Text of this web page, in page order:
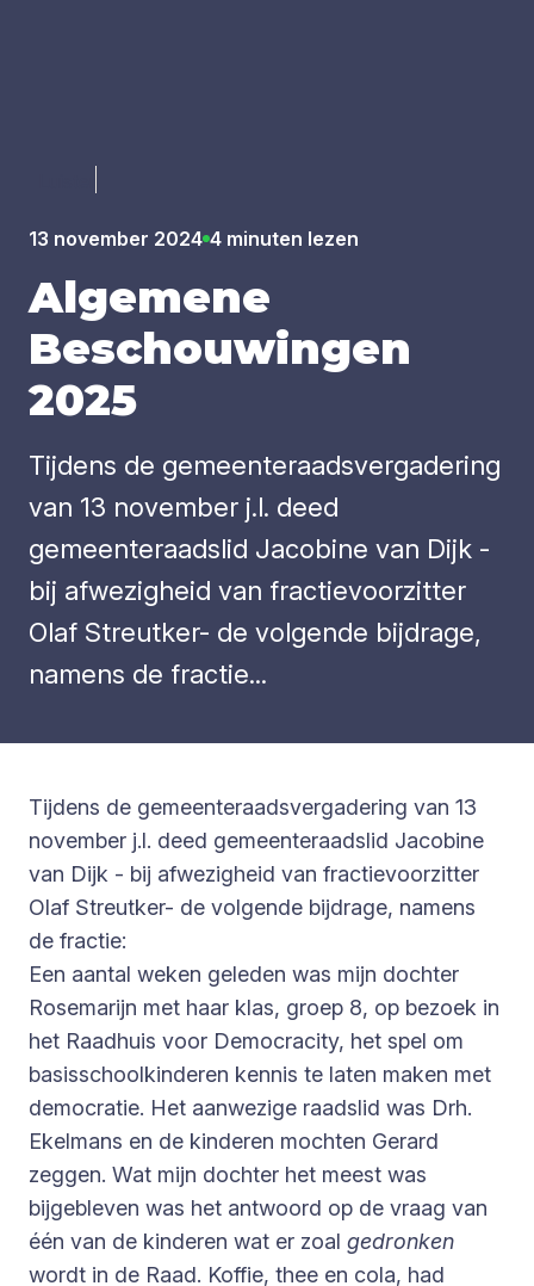
13 november 2024 4 minuten lezen
Alge­me­ne
Beschou­win­gen
2025
Tijdens de gemeenteraadsvergadering
van 13 november j.l. deed
gemeenteraadslid Jacobine van Dijk -
bij afwezigheid van fractievoorzitter
Olaf Streutker- de volgende bijdrage,
namens de fractie...
Tijdens de gemeenteraadsvergadering van 13
november j.l. deed gemeenteraadslid Jacobine
van Dijk - bij afwezigheid van fractievoorzitter
Olaf Streutker- de volgende bijdrage, namens
de fractie:
Een aantal weken geleden was mijn dochter
Rosemarijn met haar klas, groep 8, op bezoek in
het Raadhuis voor Democracity, het spel om
basisschoolkinderen kennis te laten maken met
democratie. Het aanwezige raadslid was Drh.
Ekelmans en de kinderen mochten Gerard
zeggen. Wat mijn dochter het meest was
bijgebleven was het antwoord op de vraag van
één van de kinderen wat er zoal gedronken
wordt in de Raad. Koffie, thee en cola, had